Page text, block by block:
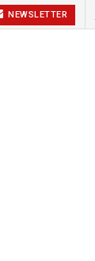
NEWSLETTER